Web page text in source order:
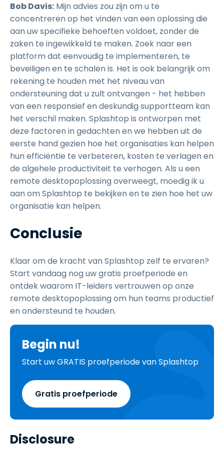
Bob Davis: Mijn advies zou zijn om u te
concentreren op het vinden van een oplossing die
aan uw specifieke behoeften voldoet, zonder de
zaken te ingewikkeld te maken. Zoek naar een
platform dat eenvoudig te implementeren, te
beveiligen en te schalen is. Het is ook belangrijk om
rekening te houden met het niveau van
ondersteuning dat u zult ontvangen - het hebben
van een responsief en deskundig supportteam kan
het verschil maken. Splashtop is ontworpen met
deze factoren in gedachten en we hebben uit de
eerste hand gezien hoe het organisaties kan helpen
hun efficiëntie te verbeteren, kosten te verlagen en
de algehele productiviteit te verhogen. Als u een
remote desktopoplossing overweegt, moedig ik u
aan om Splashtop te bekijken en te zien hoe het uw
organisatie kan helpen.
Conclusie
Klaar om de kracht van Splashtop zelf te ervaren?
Start vandaag nog uw gratis proefperiode en
ontdek waarom IT-leiders vertrouwen op onze
remote desktopoplossing om hun teams productief
en ondersteund te houden.
Begin nu!
Start uw GRATIS proefperiode van Splashtop
Gratis proefperiode
Disclosure